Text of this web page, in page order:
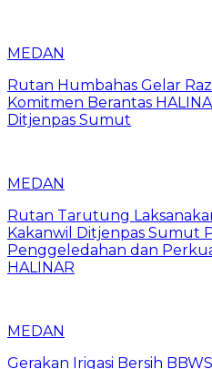
MEDAN
Rutan Humbahas Gelar
Komitmen Berantas
Ditjenpas Sumut
MEDAN
Rutan Tarutung
Kakanwil Ditjenpas Sumut
Penggeledahan dan
HALINAR
MEDAN
Gerakan Irigasi Bersih